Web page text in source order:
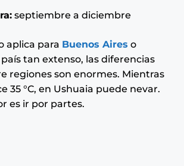
septiembre a diciembre
aplica para Buenos Aires o
tan extenso, las diferencias
regiones son enormes. Mientras
35 °C, en Ushuaia puede nevar.
es ir por partes.